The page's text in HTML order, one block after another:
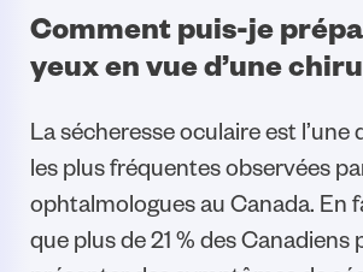
Comment puis-je
yeux en vue d’une
La sécheresse oculaire est l’une
les plus fréquentes observées
ophtalmologues au Canada. En
que plus de 21 % des Canadiens